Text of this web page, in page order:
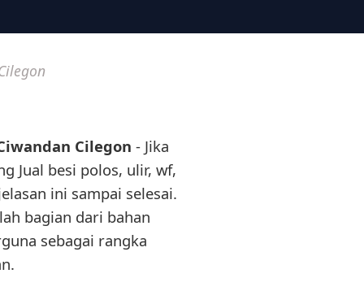
Cilegon - Jika
Jual besi polos, ulir, wf,
ini sampai selesai.
bagian dari bahan
sebagai rangka